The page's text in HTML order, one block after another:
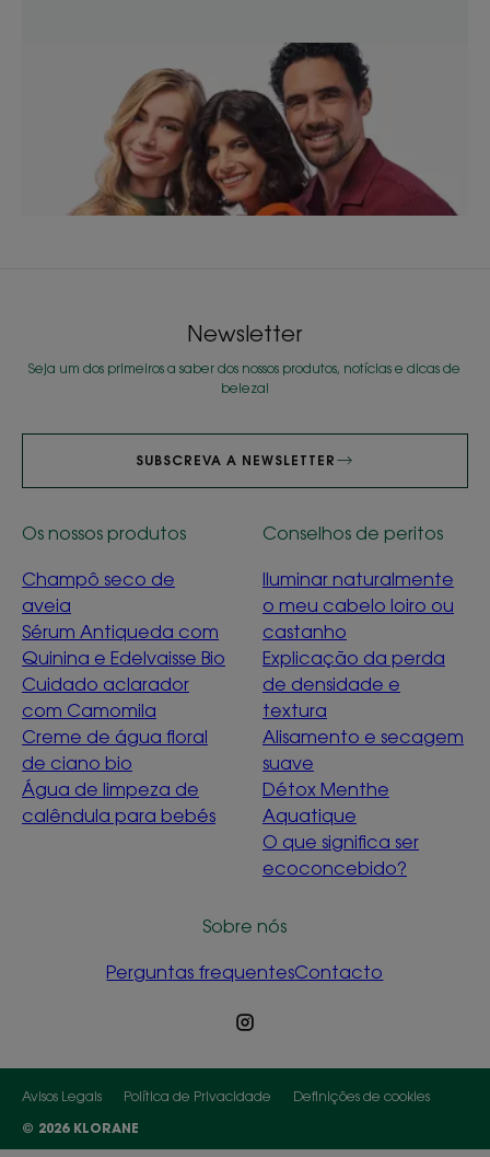
Newsletter
Seja um dos primeiros a saber dos nossos produtos, notícias e dicas de
beleza!
SUBSCREVA A NEWSLETTER
Os nossos produtos
Champô seco de
aveia
Sérum Antiqueda com
Quinina e Edelvaisse Bio
Cuidado aclarador
com Camomila
Creme de água floral
de ciano bio
Água de limpeza de
calêndula para bebés
Conselhos de peritos
Iluminar naturalmente
o meu cabelo loiro ou
castanho
Explicação da perda
de densidade e
textura
Alisamento e secagem
suave
Détox Menthe
Aquatique
O que significa ser
ecoconcebido?
Sobre nós
Perguntas frequentesContacto
Avisos Legais Política de Privacidade
Definições de cookies
© 2026 KLORANE